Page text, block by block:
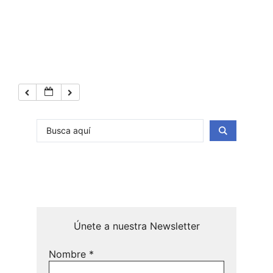
Únete a nuestra Newsletter
Nombre *